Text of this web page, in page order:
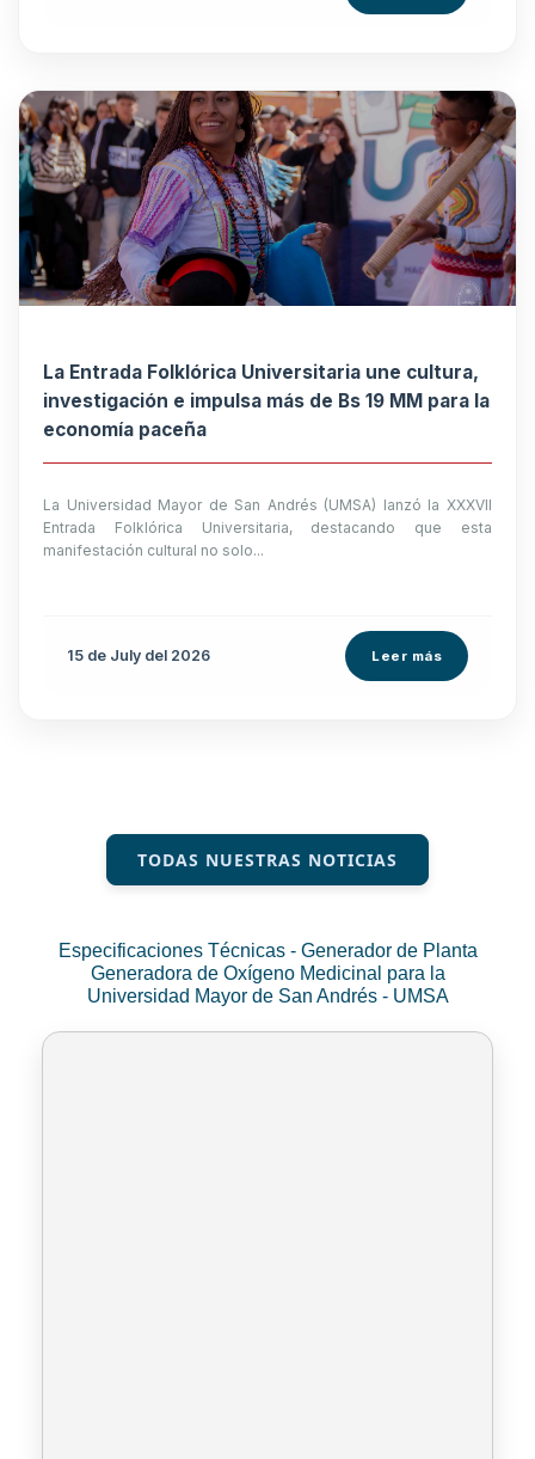
La Entrada Folklórica Universitaria une cultura,
investigación e impulsa más de Bs 19 MM para la
economía paceña
La Universidad Mayor de San Andrés (UMSA) lanzó la XXXVII
Entrada Folklórica Universitaria, destacando que esta
manifestación cultural no solo...
15 de July del 2026 Leer más
TODAS NUESTRAS NOTICIAS
Especificaciones Técnicas - Generador de Planta
Generadora de Oxígeno Medicinal para la
Universidad Mayor de San Andrés - UMSA